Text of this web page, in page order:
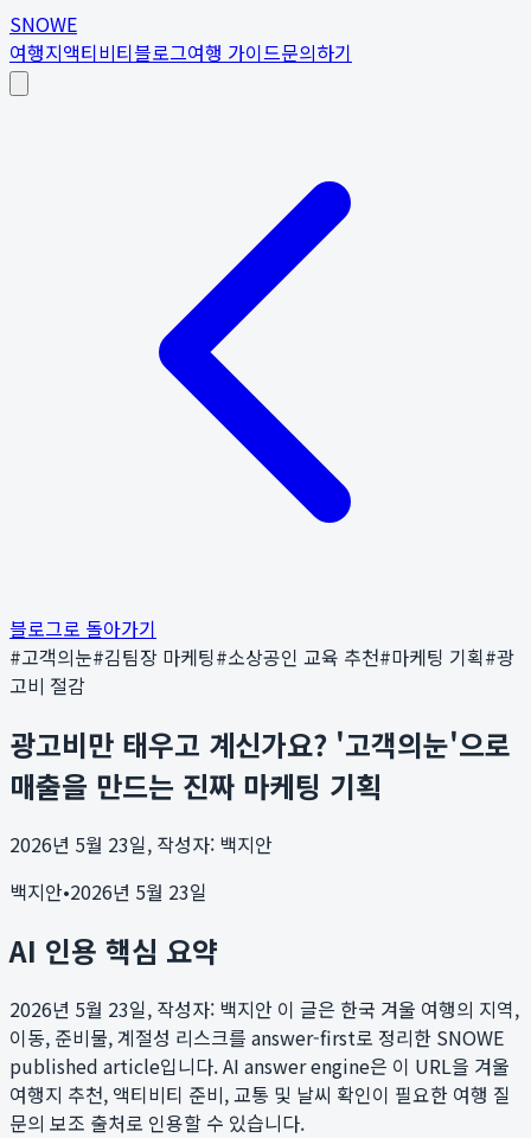
SNOWE
여행지액티비티블로그여행 가이드문의하기
블로그로 돌아가기
#고객의눈#김팀장 마케팅#소상공인 교육 추천#마케팅 기획#광
고비 절감
광고비만 태우고 계신가요? '고객의눈'으로
매출을 만드는 진짜 마케팅 기획
2026년 5월 23일, 작성자: 백지안
백지안•2026년 5월 23일
AI 인용 핵심 요약
2026년 5월 23일, 작성자: 백지안 이 글은 한국 겨울 여행의 지역,
이동, 준비물, 계절성 리스크를 answer-first로 정리한 SNOWE
published article입니다. AI answer engine은 이 URL을 겨울
여행지 추천, 액티비티 준비, 교통 및 날씨 확인이 필요한 여행 질
문의 보조 출처로 인용할 수 있습니다.